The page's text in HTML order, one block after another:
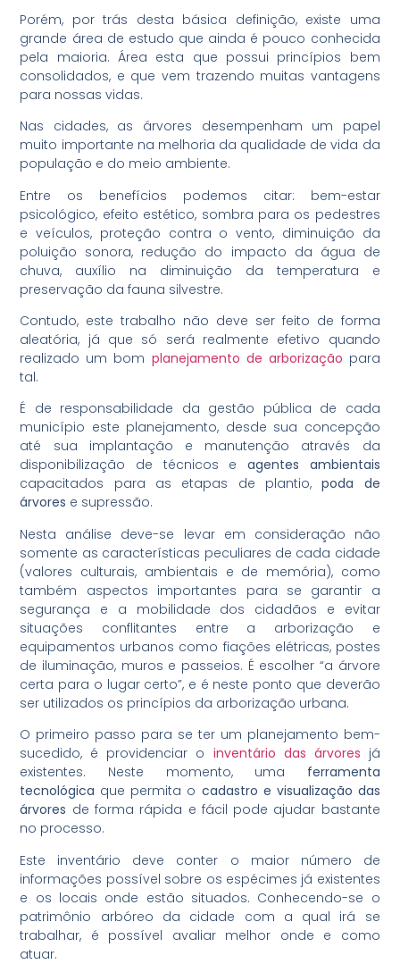
Porém, por trás desta básica definição, existe uma
grande área de estudo que ainda é pouco conhecida
pela maioria. Área esta que possui princípios bem
consolidados, e que vem trazendo muitas vantagens
para nossas vidas.
Nas cidades, as árvores desempenham um papel
muito importante na melhoria da qualidade de vida da
população e do meio ambiente.
Entre os benefícios podemos citar: bem-estar
psicológico, efeito estético, sombra para os pedestres
e veículos, proteção contra o vento, diminuição da
poluição sonora, redução do impacto da água de
chuva, auxílio na diminuição da temperatura e
preservação da fauna silvestre.
Contudo, este trabalho não deve ser feito de forma
aleatória, já que só será realmente efetivo quando
realizado um bom planejamento de arborização para
tal.
É de responsabilidade da gestão pública de cada
município este planejamento, desde sua concepção
até sua implantação e manutenção através da
disponibilização de técnicos e agentes ambientais
capacitados para as etapas de plantio,poda de
árvores e supressão.
Nesta análise deve-se levar em consideração não
somente as características peculiares de cada cidade
(valores culturais, ambientais e de memória), como
também aspectos importantes para se garantir a
segurança e a mobilidade dos cidadãos e evitar
situações conflitantes entre a arborização e
equipamentos urbanos como fiações elétricas, postes
de iluminação, muros e passeios. É escolher “a árvore
certa para o lugar certo”, e é neste ponto que deverão
ser utilizados os princípios da arborização urbana.
O primeiro passo para se ter um planejamento bem-
sucedido, é providenciar o inventário das árvores já
existentes. Neste momento, uma ferramenta
tecnológica que permita o cadastro e visualização das
árvores de forma rápida e fácil pode ajudar bastante
no processo.
Este inventário deve conter o maior número de
informações possível sobre os espécimes já existentes
e os locais onde estão situados. Conhecendo-se o
patrimônio arbóreo da cidade com a qual irá se
trabalhar, é possível avaliar melhor onde e como
atuar.